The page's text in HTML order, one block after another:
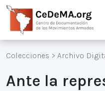
Colecciones > Archivo
Ante la